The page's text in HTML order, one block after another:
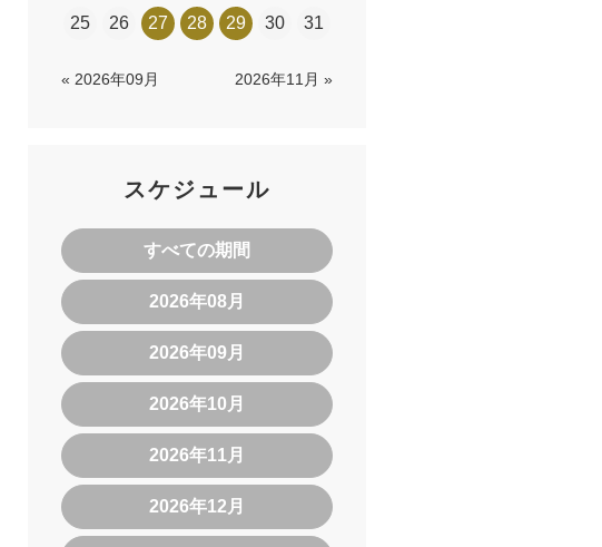
25 26 27 28 29 30 31
« 2026年09月 2026年11月 »
スケジュール
すべての期間
2026年08月
2026年09月
2026年10月
2026年11月
2026年12月